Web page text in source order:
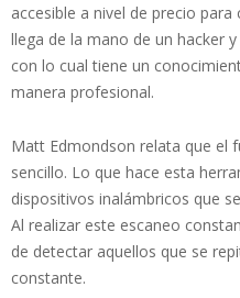
accesible a nivel de precio
llega de la mano de un hacker
con lo cual tiene un
manera profesional.
Matt Edmondson relata que el
sencillo. Lo que hace esta
dispositivos inalámbricos que
Al realizar este escaneo
de detectar aquellos que se
constante.